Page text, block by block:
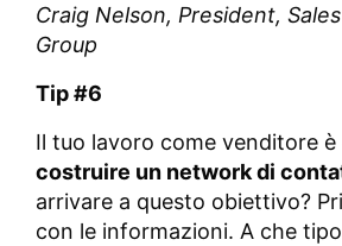
Craig Nelson, President,
Group
Tip #6
Il tuo lavoro come venditore è
costruire un network di
arrivare a questo obiettivo?
con le informazioni. A che